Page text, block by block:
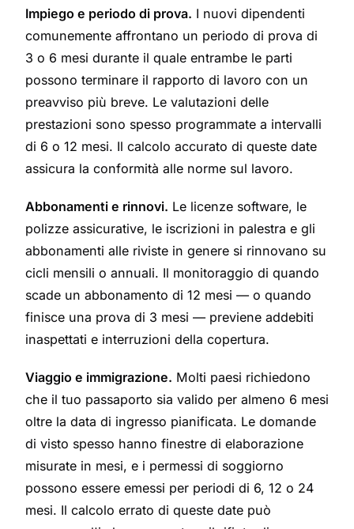
Impiego e periodo di prova. I nuovi dipendenti
comunemente affrontano un periodo di prova di
3 o 6 mesi durante il quale entrambe le parti
possono terminare il rapporto di lavoro con un
preavviso più breve. Le valutazioni delle
prestazioni sono spesso programmate a intervalli
di 6 o 12 mesi. Il calcolo accurato di queste date
assicura la conformità alle norme sul lavoro.
Abbonamenti e rinnovi. Le licenze software, le
polizze assicurative, le iscrizioni in palestra e gli
abbonamenti alle riviste in genere si rinnovano su
cicli mensili o annuali. Il monitoraggio di quando
scade un abbonamento di 12 mesi — o quando
finisce una prova di 3 mesi — previene addebiti
inaspettati e interruzioni della copertura.
Viaggio e immigrazione. Molti paesi richiedono
che il tuo passaporto sia valido per almeno 6 mesi
oltre la data di ingresso pianificata. Le domande
di visto spesso hanno finestre di elaborazione
misurate in mesi, e i permessi di soggiorno
possono essere emessi per periodi di 6, 12 o 24
mesi. Il calcolo errato di queste date può